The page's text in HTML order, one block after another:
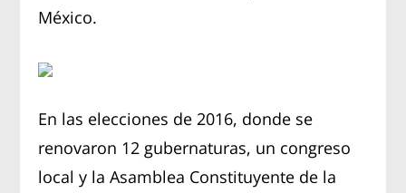
México.
En las elecciones de 2016, donde se
renovaron 12 gubernaturas, un congreso
local y la Asamblea Constituyente de la